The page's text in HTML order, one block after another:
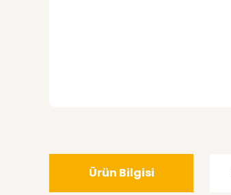
Ürün Bilgisi